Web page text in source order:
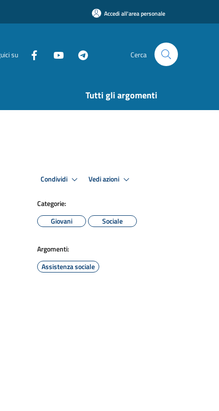
Accedi all'area personale
su Cerca
Tutti gli argomenti
Condividi Vedi azioni
Categorie:
Giovani
Sociale
Argomenti:
Assistenza sociale